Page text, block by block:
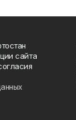
сайта